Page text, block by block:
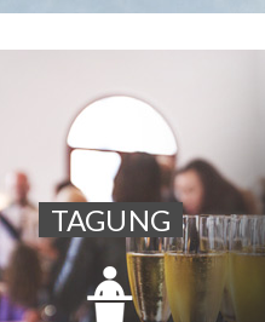
TAGUNG